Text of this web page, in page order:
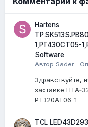
Hartens
1,PT430CT05-
Software
Автор Sader ·
Здравствуйте,
заставке
PT320AT06-1
TCL